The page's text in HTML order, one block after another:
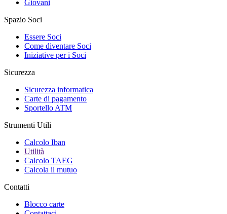
Giovani
Spazio Soci
Essere Soci
Come diventare Soci
Iniziative per i Soci
Sicurezza
Sicurezza informatica
Carte di pagamento
Sportello ATM
Strumenti Utili
Calcolo Iban
Utilità
Calcolo TAEG
Calcola il mutuo
Contatti
Blocco carte